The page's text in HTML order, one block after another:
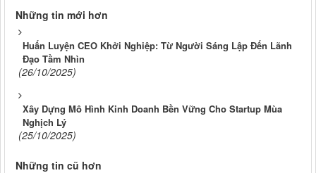
Những tin mới hơn
Huấn Luyện CEO Khởi Nghiệp: Từ Người Sáng Lập Đến Lãnh
Đạo Tầm Nhìn
(26/10/2025)
Xây Dựng Mô Hình Kinh Doanh Bền Vững Cho Startup Mùa
Nghịch Lý
(25/10/2025)
Những tin cũ hơn